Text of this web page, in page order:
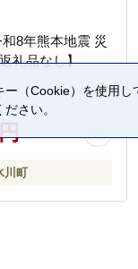
8年熊本地震 災
礼品なし】
川町
（Cookie）を使用
さい。